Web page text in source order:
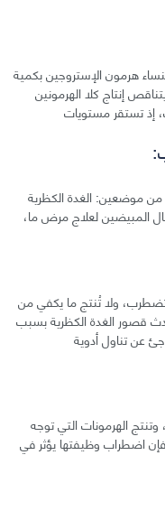
هرمون الإستروجين بكمية
إنتاج كلا الهرمونين
إذ تستقر مستويات
موضعين: الغدة الكظرية
المبيضين لعلاج مرض ما،
تضطرب، ولا تُنتج ما يكفي من
قصور الغدة الكظرية بسبب
عن تناول أدوية
الهرمونات التي توجه
اضطراب وظيفتها يؤثر في